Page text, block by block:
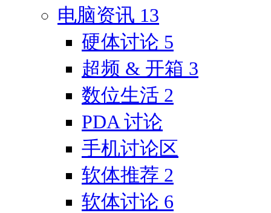
电脑资讯 13
硬体讨论 5
超频 & 开箱 3
数位生活 2
PDA 讨论
手机讨论区
软体推荐 2
软体讨论 6